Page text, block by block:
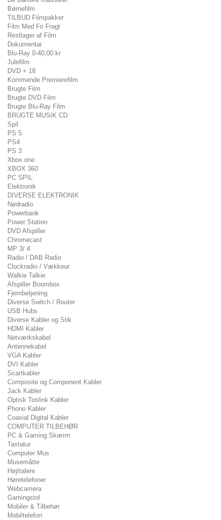
Børnefilm
TILBUD Filmpakker
Film Med Fri Fragt
Restlager af Film
Dokumentar
Blu-Ray 0-40,00 kr
Julefilm
DVD + 18
Kommende Premierefilm
Brugte Film
Brugte DVD Film
Brugte Blu-Ray Film
BRUGTE MUSIK CD
Spil
PS 5
PS4
PS 3
Xbox one
XBOX 360
PC SPIL
Elektronik
DIVERSE ELEKTRONIK
Nødradio
Powerbank
Power Station
DVD Afspiller
Chromecast
MP 3/ 4
Radio / DAB Radio
Clockradio / Vækkeur
Walkie Talkie
Afspiller Boombox
Fjernbetjening
Diverse Switch / Router
USB Hubs
Diverse Kabler og Stik
HDMI Kabler
Netværkskabel
Antennekabel
VGA Kabler
DVI Kabler
Scartkabler
Composite og Component Kabler
Jack Kabler
Optisk Toslink Kabler
Phono Kabler
Coaxial Digital Kabler
COMPUTER TILBEHØR
PC & Gaming Skærm
Tastatur
Computer Mus
Musemåtte
Højttalere
Høretelefoner
Webcamera
Gamingstol
Mobiler & Tilbehør
Mobiltelefon